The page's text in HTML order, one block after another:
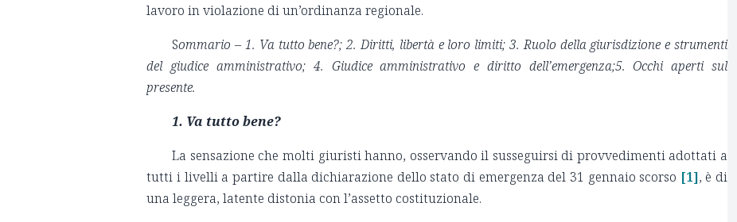
lavoro in violazione di un’ordinanza regionale.
Sommario – 1. Va tutto bene?; 2. Diritti, libertà e loro limiti;3. Ruolo della giurisdizione e strumenti
del giudice amministrativo; 4. Giudice amministrativo e diritto dell’emergenza;5. Occhi aperti sul
presente.
1. Va tutto bene?
La sensazione che molti giuristi hanno, osservando il susseguirsi di provvedimenti adottati a
tutti i livelli a partire dalla dichiarazione dello stato di emergenza del 31 gennaio scorso [1], è di
una leggera, latente distonia con l’assetto costituzionale.